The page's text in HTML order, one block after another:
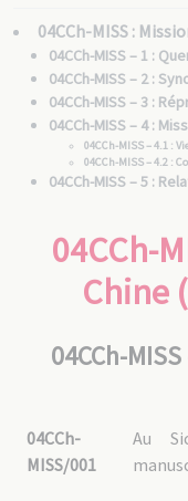
04CCh-MISS :
04CCh-MISS – 1 :
04CCh-MISS – 2 :
04CCh-MISS – 3 :
04CCh-MISS – 4 :
04CCh-MISS – 4.1 :
04CCh-MISS – 4.2 :
04CCh-MISS – 5 :
04CCh – SI :
04CCh-SI – 1 :
04CCh-SI – 2 :
04CCh-SI – 2.1 :
04CCh-SI – 2.3 :
04CCh-SI – 2.4 :
西昌 / Ningyuan /
04CCh-SI – 3.1 :
04CCh-SI – 3.2 : Vie
04CCh-
Chine
04CCh-
04CCh-
MISS/001
Au